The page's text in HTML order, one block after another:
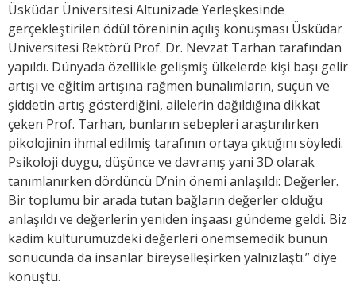
Üsküdar Üniversitesi Altunizade Yerleşkesinde
gerçekleştirilen ödül töreninin açılış konuşması Üsküdar
Üniversitesi Rektörü Prof. Dr. Nevzat Tarhan tarafından
yapıldı. Dünyada özellikle gelişmiş ülkelerde kişi başı gelir
artışı ve eğitim artışına rağmen bunalımların, suçun ve
şiddetin artış gösterdiğini, ailelerin dağıldığına dikkat
çeken Prof. Tarhan, bunların sebepleri araştırılırken
pikolojinin ihmal edilmiş tarafının ortaya çıktığını söyledi.
Psikoloji duygu, düşünce ve davranış yani 3D olarak
tanımlanırken dördüncü D’nin önemi anlaşıldı: Değerler.
Bir toplumu bir arada tutan bağların değerler olduğu
anlaşıldı ve değerlerin yeniden inşaası gündeme geldi. Biz
kadim kültürümüzdeki değerleri önemsemedik bunun
sonucunda da insanlar bireyselleşirken yalnızlaştı.” diye
konuştu.